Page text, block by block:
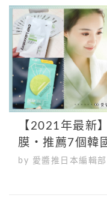
【2021年最新
膜・推薦7個韓
by 愛醬推日本編輯部